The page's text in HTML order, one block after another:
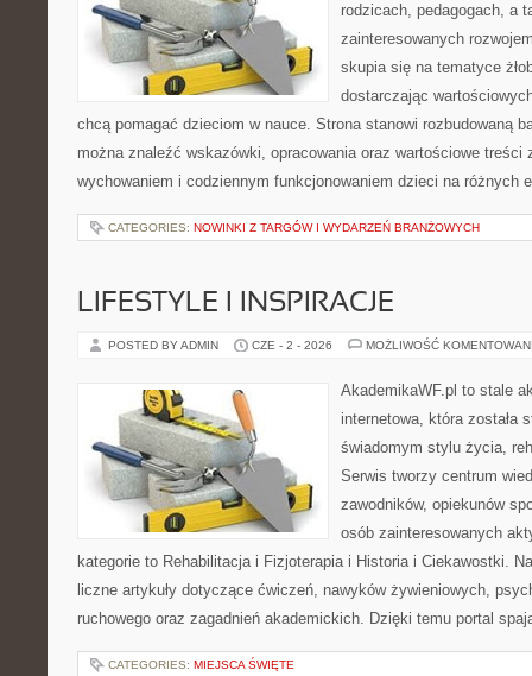
rodzicach, pedagogach, a
zainteresowanych
skupia się na tematyce
dostarczając
chcą pomagać dzieciom w nauce. Strona stanowi rozbudowaną
można znaleźć wskazówki, opracowania oraz wartościowe treści
wychowaniem i codziennym funkcjonowaniem dzieci na różnych
CATEGORIES: NOWINKI Z TARGÓW I WYDARZEŃ BRANŻOWYCH
LIFESTYLE I INSPIRACJE
POSTED BY ADMIN CZE - 2 - 2026 MOŻLIWOŚĆ
AkademikaWF.pl to stale
internetowa, która została
świadomym stylu życia,
Serwis tworzy centrum
zawodników, opiekunów
osób zainteresowanych
kategorie to Rehabilitacja i Fizjoterapia i Historia i Ciekawostki.
liczne artykuły dotyczące ćwiczeń, nawyków żywieniowych,
ruchowego oraz zagadnień akademickich. Dzięki temu portal
CATEGORIES: MIEJSCA ŚWIĘTE